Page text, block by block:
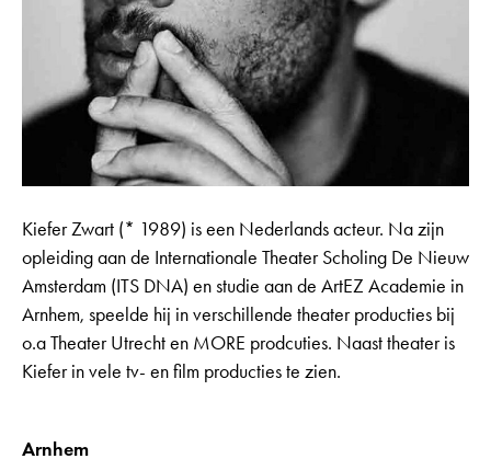
Kiefer Zwart (* 1989) is een Nederlands acteur. Na zijn
opleiding aan de Internationale Theater Scholing De Nieuw
Amsterdam (ITS DNA) en studie aan de ArtEZ Academie in
Arnhem, speelde hij in verschillende theater producties bij
o.a Theater Utrecht en MORE prodcuties. Naast theater is
Kiefer in vele tv- en film producties te zien.
Arnhem